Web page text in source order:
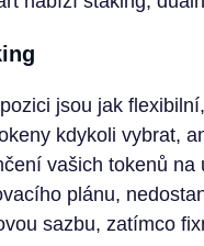
jsou jak
kdykoli vybrat,
vašich tokenů
plánu,
sazbu, zatímco